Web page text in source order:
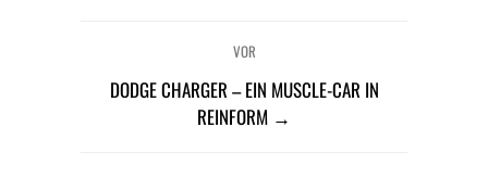
VOR
DODGE CHARGER – EIN MUSCLE-CAR IN
REINFORM →